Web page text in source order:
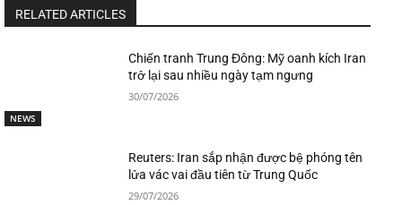
RELATED ARTICLES
NEWS
Chiến tranh Trung Đông: Mỹ oanh kích Iran
trở lại sau nhiều ngày tạm ngưng
30/07/2026
Reuters: Iran sắp nhận được bệ phóng tên
lửa vác vai đầu tiên từ Trung Quốc
29/07/2026